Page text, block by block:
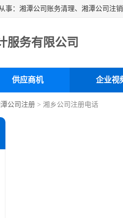
服务有限公司
供应商机 企业视
公司注册 > 湘乡公司注册电话